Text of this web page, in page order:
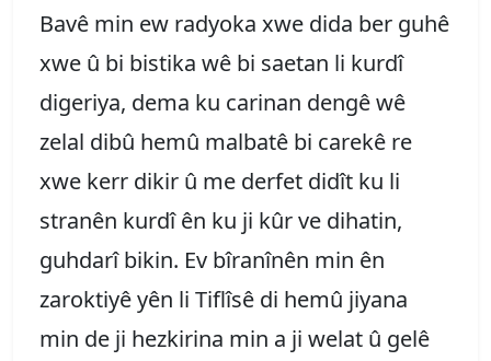
Bavê min ew radyoka xwe dida ber guhê
xwe û bi bistika wê bi saetan li kurdî
digeriya, dema ku carinan dengê wê
zelal dibû hemû malbatê bi carekê re
xwe kerr dikir û me derfet didît ku li
stranên kurdî ên ku ji kûr ve dihatin,
guhdarî bikin. Ev bîranînên min ên
zaroktiyê yên li Tiflîsê di hemû jiyana
min de ji hezkirina min a ji welat û gelê